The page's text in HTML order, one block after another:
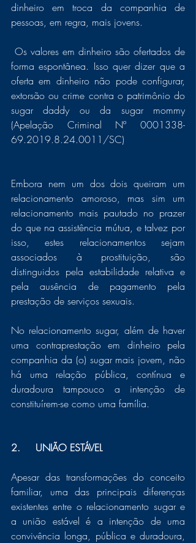
dinheiro em troca da companhia de
pessoas, em regra, mais jovens.
forma espontânea. Isso quer dizer que a
oferta em dinheiro não pode configurar,
extorsão ou crime contra o patrimônio do
sugar daddy ou da sugar mommy
(Apelação Criminal Nº 0001338-
69.2019.8.24.0011/SC)
Embora nem um dos dois queiram um
relacionamento amoroso, mas sim um
relacionamento mais pautado no prazer
do que na assistência mútua, e talvez por
isso, estes relacionamentos sejam
associados à prostituição, são
distinguidos pela estabilidade relativa e
pela ausência de pagamento pela
prestação de serviços sexuais.
No relacionamento sugar, além de haver
uma contraprestação em dinheiro pela
companhia da (o) sugar mais jovem, não
há uma relação pública, contínua e
duradoura tampouco a intenção de
constituírem-se como uma família.
2.	UNIÃO ESTÁVEL
Apesar das transformações do conceito
familiar, uma das principais diferenças
existentes entre o relacionamento sugar e
a união estável é a intenção de uma
convivência longa, pública e duradoura,